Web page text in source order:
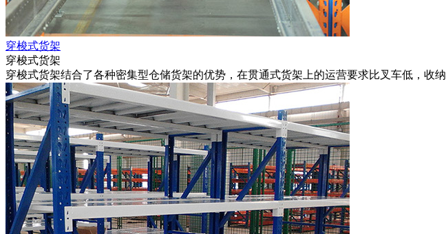
穿梭式货架
穿梭式货架
穿梭式货架结合了各种密集型仓储货架的优势，在贯通式货架上的运营要求比叉车低，收